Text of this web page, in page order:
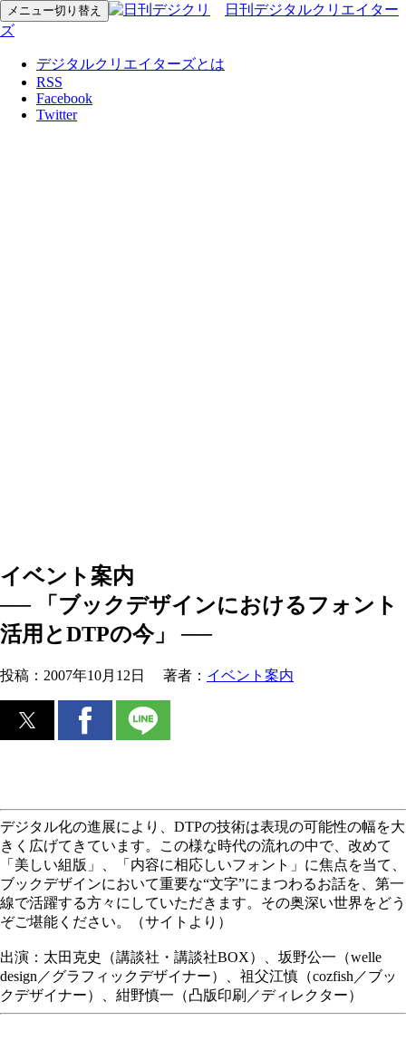
メニュー切り替え
日刊デジタルクリエイター
ズ
デジタルクリエイターズとは
RSS
Facebook
Twitter
イベント案内
── 「ブックデザインにおけるフォント
活用とDTPの今」 ──
投稿： 2007年10月12日 著者： イベント案内
デジタル化の進展により、DTPの技術は表現の可能性の幅を大
きく広げてきています。この様な時代の流れの中で、改めて
「美しい組版」、「内容に相応しいフォント」に焦点を当て、
ブックデザインにおいて重要な“文字”にまつわるお話を、第一
線で活躍する方々にしていただきます。その奥深い世界をどう
ぞご堪能ください。（サイトより）
出演：太田克史（講談社・講談社BOX）、坂野公一（welle
design／グラフィックデザイナー）、祖父江慎（cozfish／ブッ
クデザイナー）、紺野慎一（凸版印刷／ディレクター）